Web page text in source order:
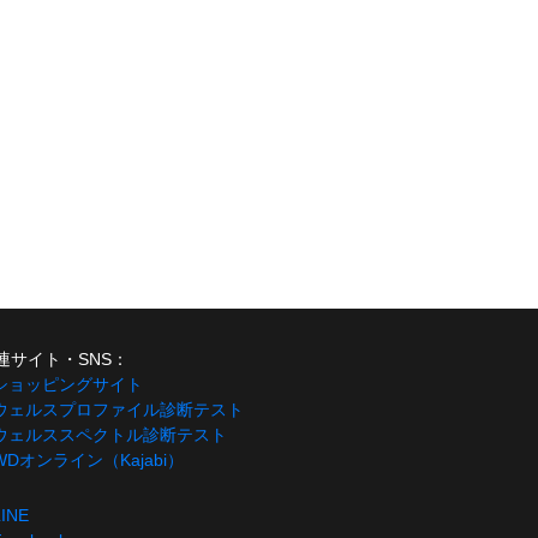
サイト・SNS：
ョッピングサイト
ェルスプロファイル診断テスト
ェルススペクトル診断テスト
オンライン（Kajabi）